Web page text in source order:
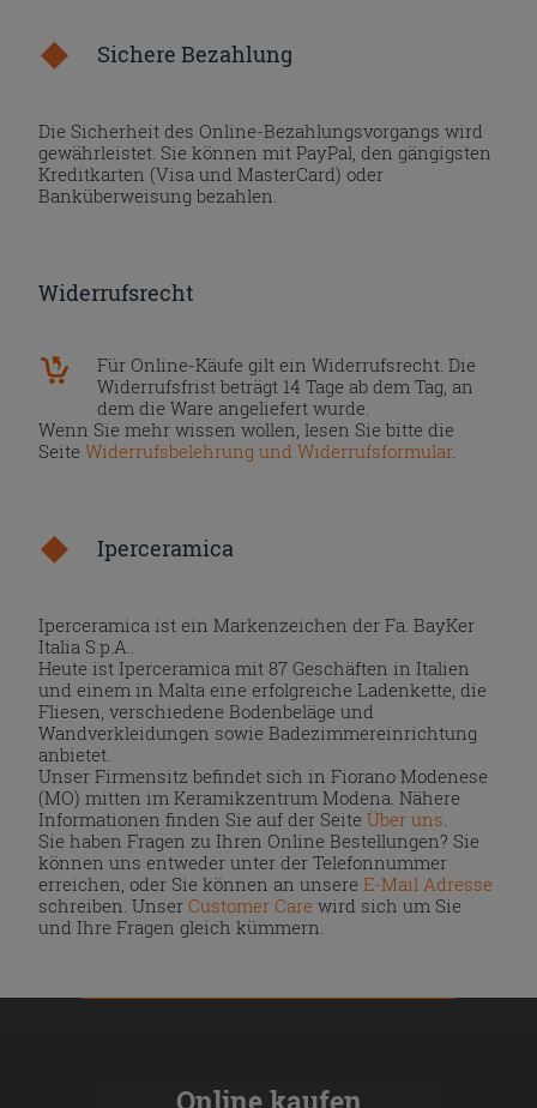
Sichere Bezahlung
Die Sicherheit des Online-Bezahlungsvorgangs wird
gewährleistet. Sie können mit PayPal, den gängigsten
Kreditkarten (Visa und MasterCard) oder
Banküberweisung bezahlen.
Widerrufsrecht
Für Online-Käufe gilt ein Widerrufsrecht. Die
Widerrufsfrist beträgt 14 Tage ab dem Tag, an
dem die Ware angeliefert wurde.
Wenn Sie mehr wissen wollen, lesen Sie bitte die
SeiteWiderrufsbelehrung und Widerrufsformular.
Iperceramica
Iperceramica ist ein Markenzeichen der Fa. BayKer
Italia S.p.A..
Heute ist Iperceramica mit 87 Geschäften in Italien
und einem in Malta eine erfolgreiche Ladenkette, die
Fliesen, verschiedene Bodenbeläge und
Wandverkleidungen sowie Badezimmereinrichtung
anbietet.
Unser Firmensitz befindet sich in Fiorano Modenese
(MO) mitten im Keramikzentrum Modena. Nähere
Informationen finden Sie auf der Seite Über uns
Sie haben Fragen zu Ihren Online Bestellungen? Sie
können uns entweder unter der Telefonnummer
erreichen, oder Sie können an unsereE-Mail Adresse
schreiben. UnserCustomer Care wird sich um Sie
und Ihre Fragen gleich kümmern.
Online kaufen